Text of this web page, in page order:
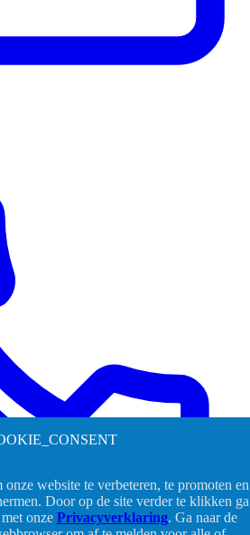
website te verbeteren, te promoten en
Door op de site verder te klikken ga
onze Privacyverklaring. Ga naar de